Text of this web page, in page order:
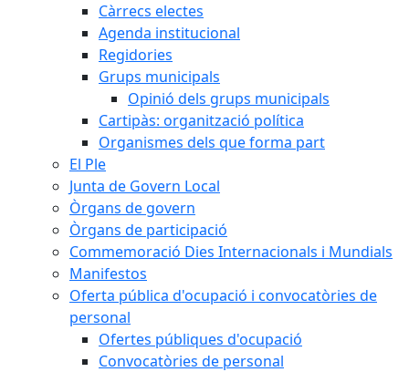
Càrrecs electes
Agenda institucional
Regidories
Grups municipals
Opinió dels grups municipals
Cartipàs: organització política
Organismes dels que forma part
El Ple
Junta de Govern Local
Òrgans de govern
Òrgans de participació
Commemoració Dies Internacionals i Mundials
Manifestos
Oferta pública d'ocupació i convocatòries de
personal
Ofertes públiques d'ocupació
Convocatòries de personal